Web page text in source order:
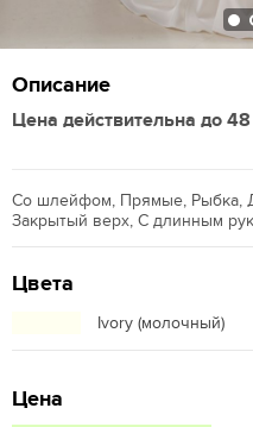
Описание
Цена действительна до
Со шлейфом, Прямые, Рыбка,
Закрытый верх, С длинным
Цвета
Ivory (молочный)
Цена